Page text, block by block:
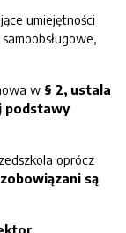
umiejętności
w § 2, ustala
podstawy
oprócz
są